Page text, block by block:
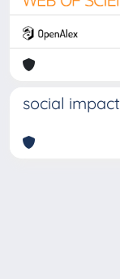
social impact